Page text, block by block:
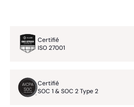
Certifié
ISO 27001
Certifié
SOC 1 & SOC 2 Type 2